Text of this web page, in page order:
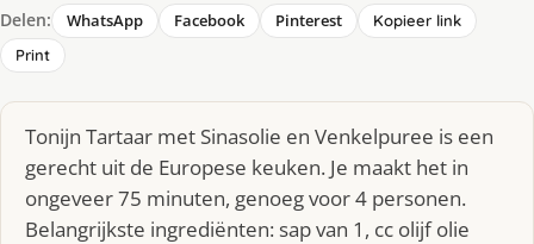
Delen: WhatsApp Facebook Pinterest
Kopieer link
Print
Tonijn Tartaar met Sinasolie en Venkelpuree is een
gerecht uit de Europese keuken. Je maakt het in
ongeveer 75 minuten, genoeg voor 4 personen.
Belangrijkste ingrediënten: sap van 1, cc olijf olie